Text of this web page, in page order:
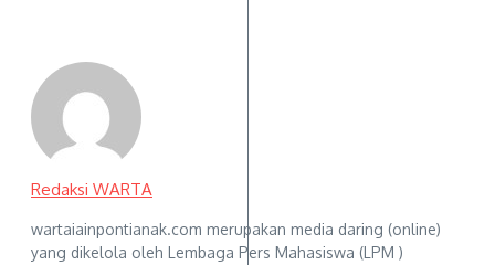
Redaksi WARTA
wartaiainpontianak.com merupakan media daring (online)
yang dikelola oleh Lembaga Pers Mahasiswa (LPM )